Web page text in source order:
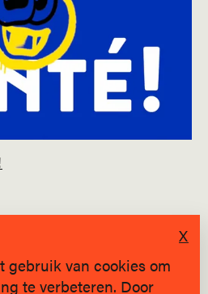
gebruik van cookies om
te verbeteren. Door
X